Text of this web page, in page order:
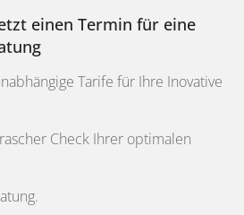
einen Termin für eine
Tarife für Ihre Inovative
Check Ihrer optimalen